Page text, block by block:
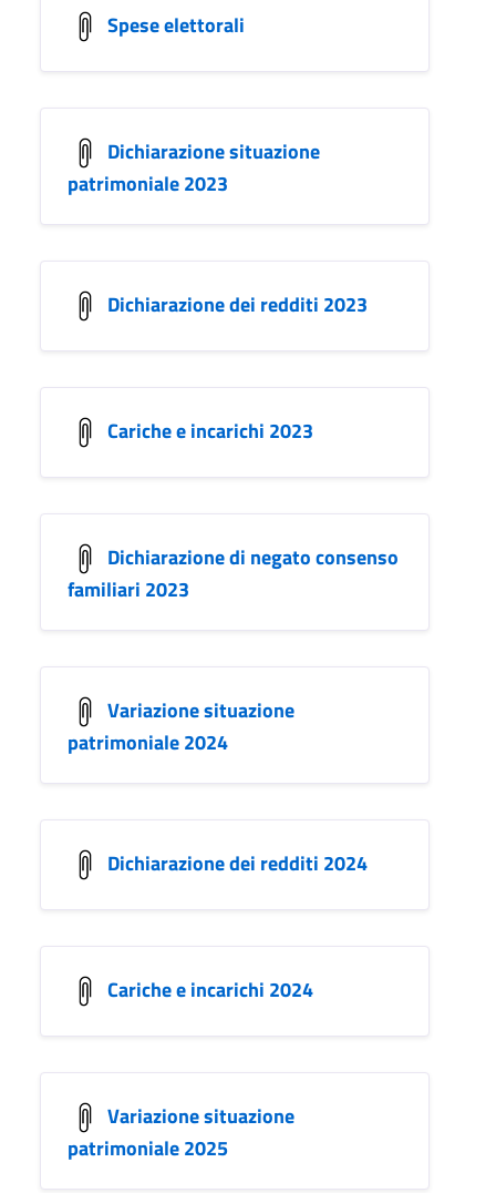
Spese elettorali
Dichiarazione situazione
patrimoniale 2023
Dichiarazione dei redditi 2023
Cariche e incarichi 2023
Dichiarazione di negato consenso
familiari 2023
Variazione situazione
patrimoniale 2024
Dichiarazione dei redditi 2024
Cariche e incarichi 2024
Variazione situazione
patrimoniale 2025